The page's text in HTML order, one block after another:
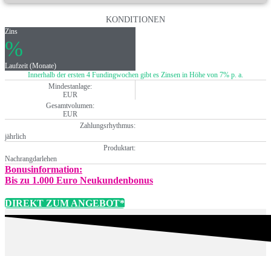
KONDITIONEN
Zins
%
Laufzeit (Monate)
Innerhalb der ersten 4 Fundingwochen gibt es Zinsen in Höhe von 7% p. a.
Mindestanlage:
EUR
Gesamtvolumen:
EUR
Zahlungsrhythmus:
jährlich
Produktart:
Nachrangdarlehen
Bonusinformation:
Bis zu 1.000 Euro Neukundenbonus
DIREKT ZUM ANGEBOT*